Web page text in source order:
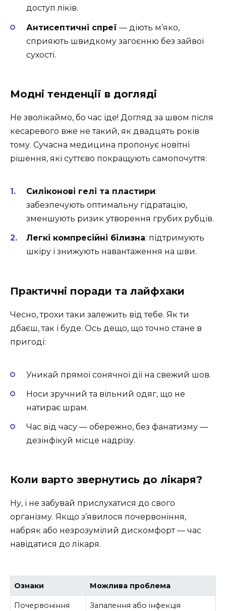
доступ ліків.
Антисептичні спреї — діють м’яко,
сприяють швидкому загоєнню без зайвої
сухості.
Модні тенденції в догляді
Не зволікаймо, бо час іде! Догляд за швом після
кесаревого вже не такий, як двадцять років
тому. Сучасна медицина пропонує новітні
рішення, які суттєво покращують самопочуття:
Силіконові гелі та пластири:
забезпечують оптимальну гідратацію,
зменшують ризик утворення грубих рубців.
Легкі компресійні білизна: підтримують
шкіру і знижують навантаження на шви.
Практичні поради та лайфхаки
Чесно, трохи таки залежить від тебе. Як ти
дбаєш, так і буде. Ось дещо, що точно стане в
пригоді:
Уникай прямої сонячної дії на свежий шов.
Носи зручний та вільний одяг, що не
натирає шрам.
Час від часу — обережно, без фанатизму —
дезінфікуй місце надрізу.
Коли варто звернутись до лікаря?
Ну, і не забувай прислухатися до свого
організму. Якщо з’явилося почервоніння,
набряк або незрозумілий дискомфорт — час
навідатися до лікаря.
Ознаки Можлива проблема
Почервоніння Запалення або інфекція